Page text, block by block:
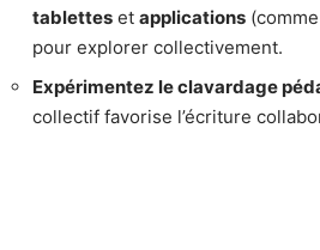
tablettes et applications
pour explorer collectivement.
Expérimentez le clavardage
collectif favorise l’écriture